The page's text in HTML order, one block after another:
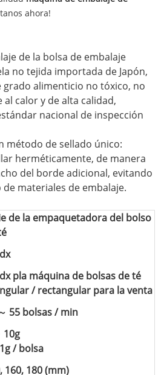
ahora!
de la bolsa de embalaje
no tejida importada de Japón,
grado alimenticio no tóxico, no
calor y de alta calidad,
nacional de inspección
método de sellado único:
herméticamente, de manera
del borde adicional, evitando
materiales de embalaje.
de la empaquetadora del bolso
pla máquina de bolsas de té
/ rectangular para la venta
55 bolsas / min
10g
/ bolsa
160, 180 (mm)